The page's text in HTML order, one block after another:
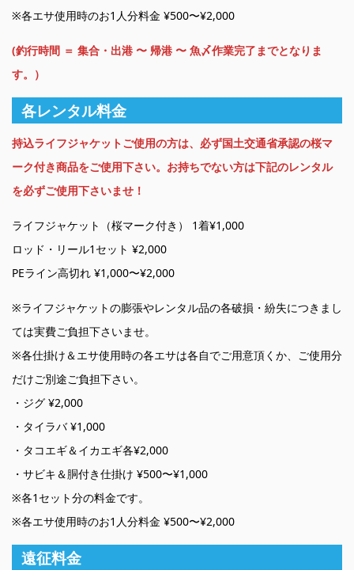
※各エサ使用時のお1人分料金 ¥500〜¥2,000
(釣行時間 ＝ 集合・出港 〜 帰港 〜 魚〆作業完了までとなりま
す。）
各レンタル料金
持込ライフジャケットご使用の方は、必ず国土交通省承認の桜マ
ーク付き商品をご使用下さい。お持ちでない方は下記のレンタル
を必ずご使用下さいませ！
ライフジャケット（桜マーク付き） 1着¥1,000
ロッド・リール1セット ¥2,000
PEライン高切れ ¥1,000〜¥2,000
※ライフジャケットの膨張やレンタル品の各破損・紛失につきまし
ては実費ご負担下さいませ。
※各仕掛け＆エサ使用時の各エサは各自でご用意頂くか、ご使用分
だけご別途ご負担下さい。
・ジグ ¥2,000
・タイラバ ¥1,000
・タコエギ＆イカエギ各¥2,000
・サビキ＆胴付き仕掛け ¥500〜¥1,000
※各1セット分の料金です。
※各エサ使用時のお1人分料金 ¥500〜¥2,000
遠征料金